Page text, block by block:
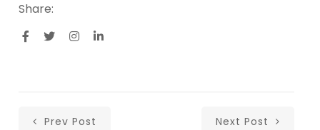
Share:
Prev Post Next Post